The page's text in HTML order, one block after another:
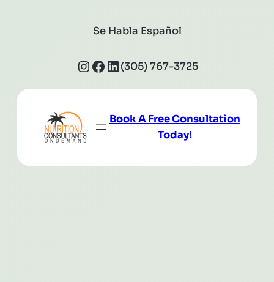
Se Habla Español
Instagram
Facebook
LinkedIn
(305) 767-3725
Book A Free Consultation
Today!